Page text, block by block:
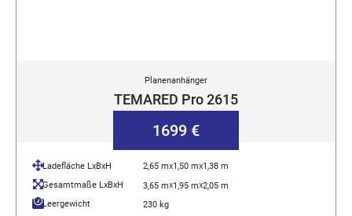
Planenanhänger
TEMARED Pro 2615
1699 €
Ladefläche LxBxH 2,65 mx1,50 mx1,38 m
Gesamtmaße LxBxH
3,65 mx1,95 mx2,05 m
Leergewicht
230 kg